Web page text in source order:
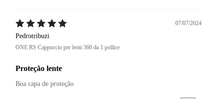
07/07/2024
Pedrotribuzi
ONE RS Cappuccio per lenti 360 da 1 pollice
Proteção lente
Boa capa de proteção